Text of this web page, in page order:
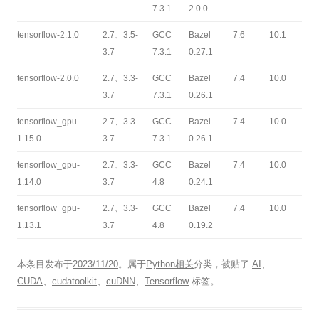
7.3.1
2.0.0
tensorflow-2.1.0
2.7、3.5-
3.7
GCC
7.3.1
Bazel
0.27.1
7.6 10.1
tensorflow-2.0.0
2.7、3.3-
3.7
GCC
7.3.1
Bazel
0.26.1
7.4 10.0
tensorflow_gpu-
1.15.0
2.7、3.3-
3.7
GCC
7.3.1
Bazel
0.26.1
7.4 10.0
tensorflow_gpu-
1.14.0
2.7、3.3-
3.7
GCC
4.8
Bazel
0.24.1
7.4 10.0
tensorflow_gpu-
1.13.1
2.7、3.3-
3.7
GCC
4.8
Bazel
0.19.2
7.4 10.0
本条目发布于2023/11/20。属于Python相关分类，被贴了 AI 、
CUDA、 cudatoolkit、 cuDNN、 Tensorflow标签。